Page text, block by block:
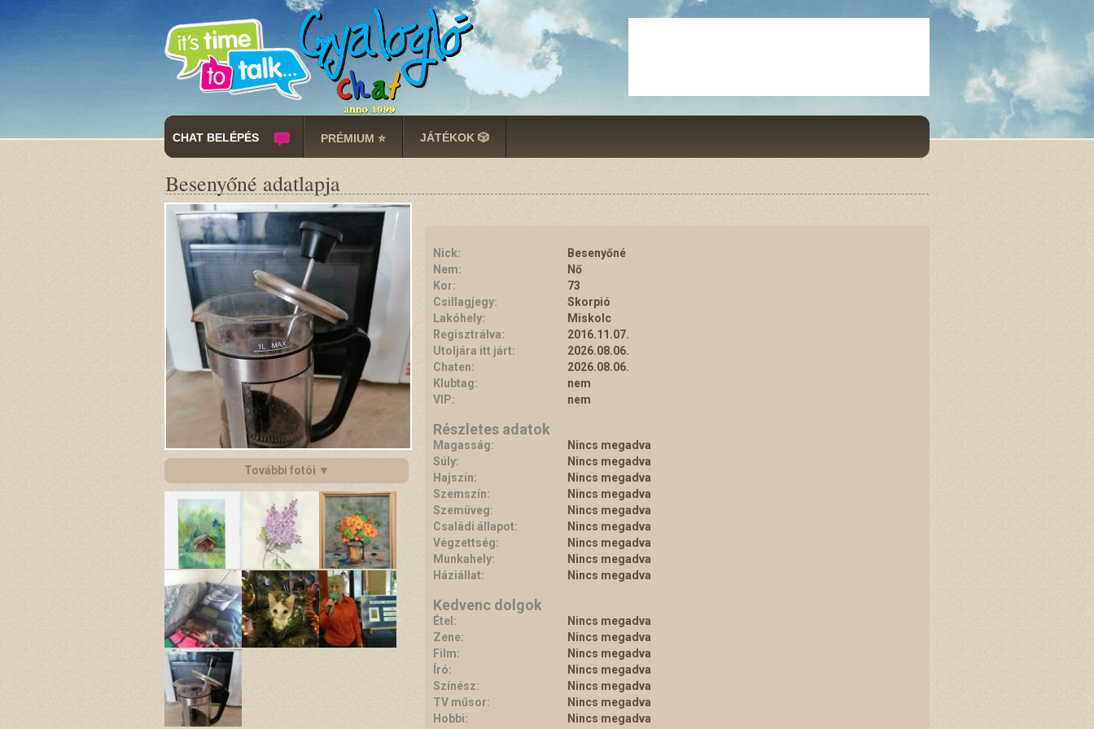
CHAT BELÉPÉS PRÉMIUM ⭐ JÁTÉKOK 🎲
Besenyőné adatlapja
További fotói ▼
Nick:
Besenyőné
Nem:
Nő
Kor:
73
Csillagjegy:
Skorpió
Lakóhely:
Miskolc
Regisztrálva:
2016.11.07.
Utoljára itt járt:
2026.08.06.
Chaten:
2026.08.06.
Klubtag:
nem
VIP:
nem
Részletes adatok
Magasság:
Nincs megadva
Súly:
Nincs megadva
Hajszín:
Nincs megadva
Szemszín:
Nincs megadva
Szemüveg:
Nincs megadva
Családi állapot:
Nincs megadva
Végzettség:
Nincs megadva
Munkahely:
Nincs megadva
Háziállat:
Nincs megadva
Kedvenc dolgok
Étel:
Nincs megadva
Zene:
Nincs megadva
Film:
Nincs megadva
Író:
Nincs megadva
Színész:
Nincs megadva
TV műsor:
Nincs megadva
Hobbi:
Nincs megadva